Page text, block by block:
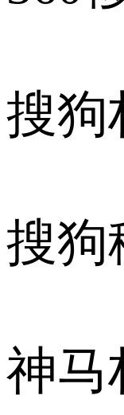
搜狗
搜狗
神马